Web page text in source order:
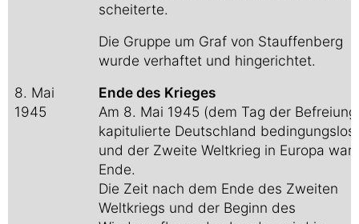
scheiterte.
Die Gruppe um Graf von Stauffenberg
wurde verhaftet und hingerichtet.
8. Mai
1945
Ende des Krieges
Am 8. Mai 1945 (dem Tag der
kapitulierte Deutschland bedingungslos
und der Zweite Weltkrieg in Europa war
Ende.
Die Zeit nach dem Ende des Zweiten
Weltkriegs und der Beginn des